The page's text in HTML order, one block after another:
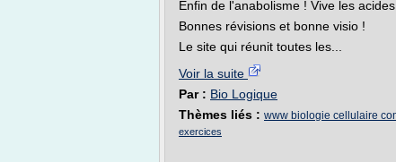
Enfin de l'anabolisme ! Vive les
Bonnes révisions et bonne visio !
Le site qui réunit toutes les...
Voir la suite
Par : Bio Logique
Thèmes liés : www biologie cellulaire
exercices